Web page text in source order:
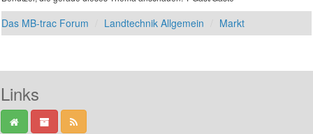
Das MB-trac Forum Landtechnik Allgemein Markt
Links